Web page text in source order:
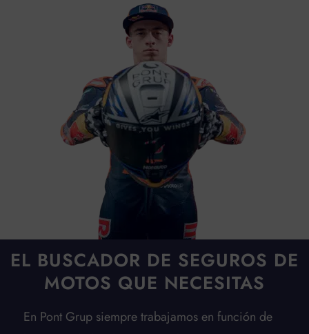
EL BUSCADOR DE SEGUROS DE
MOTOS QUE NECESITAS
En Pont Grup siempre trabajamos en función de